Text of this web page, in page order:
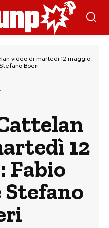
video di martedì 12 maggio:
Boeri
12
Fabio
Stefano